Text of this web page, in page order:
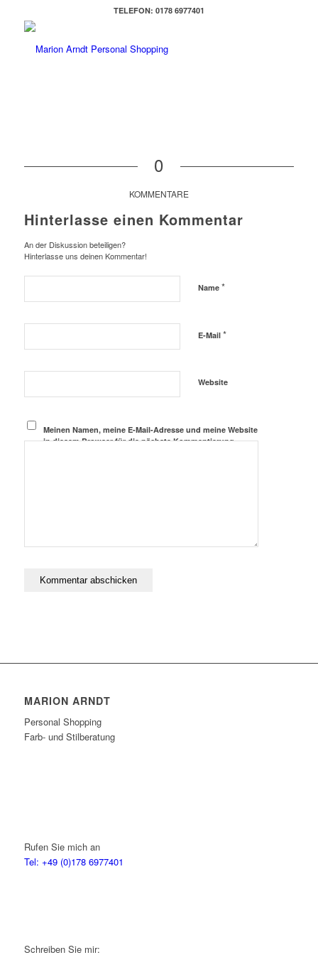
TELEFON: 0178 6977401
0
KOMMENTARE
Hinterlasse einen Kommentar
An der Diskussion beteiligen?
Hinterlasse uns deinen Kommentar!
Name *
E-Mail *
Website
Meinen Namen, meine E-Mail-Adresse und meine Website
in diesem Browser für die nächste Kommentierung
MARION ARNDT
Personal Shopping
Farb- und Stilberatung
Rufen Sie mich an
Tel: +49 (0)178 6977401
Schreiben Sie mir: